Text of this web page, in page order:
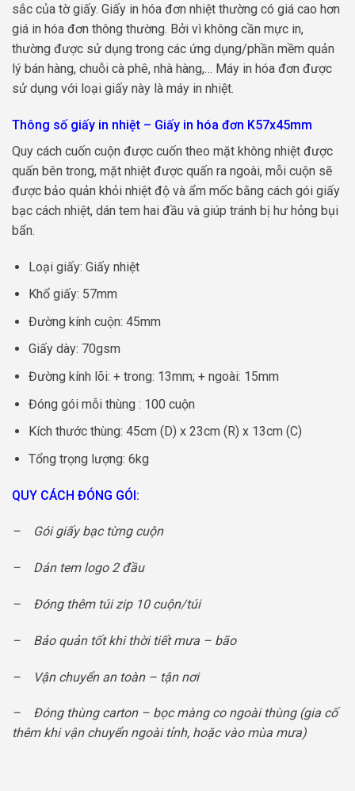
sắc của tờ giấy. Giấy in hóa đơn nhiệt thường có giá cao hơn
giá in hóa đơn thông thường. Bởi vì không cần mực in,
thường được sử dụng trong các ứng dụng/phần mềm quản
lý bán hàng, chuỗi cà phê, nhà hàng,… Máy in hóa đơn được
sử dụng với loại giấy này là máy in nhiệt.
Thông số giấy in nhiệt – Giấy in hóa đơn K57x45mm
Quy cách cuốn cuộn được cuốn theo mặt không nhiệt được
quấn bên trong, mặt nhiệt được quấn ra ngoài, mỗi cuộn sẽ
được bảo quản khỏi nhiệt độ và ẩm mốc bằng cách gói giấy
bạc cách nhiệt, dán tem hai đầu và giúp tránh bị hư hỏng bụi
bẩn.
Loại giấy: Giấy nhiệt
Khổ giấy: 57mm
Đường kính cuộn: 45mm
Giấy dày: 70gsm
Đường kính lõi: + trong: 13mm; + ngoài: 15mm
Đóng gói mỗi thùng : 100 cuộn
Kích thước thùng: 45cm (D) x 23cm (R) x 13cm (C)
Tổng trọng lượng: 6kg
QUY CÁCH ĐÓNG GÓI:
– Gói giấy bạc từng cuộn
– Dán tem logo 2 đầu
– Đóng thêm túi zip 10 cuộn/túi
– Bảo quản tốt khi thời tiết mưa – bão
– Vận chuyển an toàn – tận nơi
– Đóng thùng carton – bọc màng co ngoài thùng (gia cố
thêm khi vận chuyển ngoài tỉnh, hoặc vào mùa mưa)